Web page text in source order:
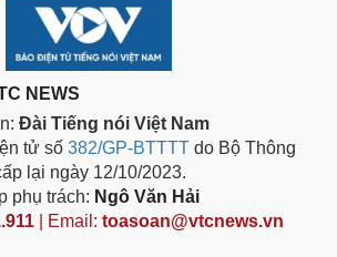
NEWS
Đài Tiếng nói Việt Nam
tử số 382/GP-BTTTT do Bộ Thông
lại ngày 12/10/2023.
phụ trách: Ngô Văn Hải
| Email: toasoan@vtcnews.vn